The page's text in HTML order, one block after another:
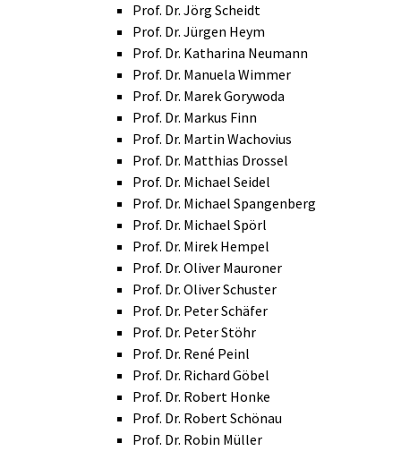
Prof. Dr. Jörg Scheidt
Prof. Dr. Jürgen Heym
Prof. Dr. Katharina Neumann
Prof. Dr. Manuela Wimmer
Prof. Dr. Marek Gorywoda
Prof. Dr. Markus Finn
Prof. Dr. Martin Wachovius
Prof. Dr. Matthias Drossel
Prof. Dr. Michael Seidel
Prof. Dr. Michael Spangenberg
Prof. Dr. Michael Spörl
Prof. Dr. Mirek Hempel
Prof. Dr. Oliver Mauroner
Prof. Dr. Oliver Schuster
Prof. Dr. Peter Schäfer
Prof. Dr. Peter Stöhr
Prof. Dr. René Peinl
Prof. Dr. Richard Göbel
Prof. Dr. Robert Honke
Prof. Dr. Robert Schönau
Prof. Dr. Robin Müller